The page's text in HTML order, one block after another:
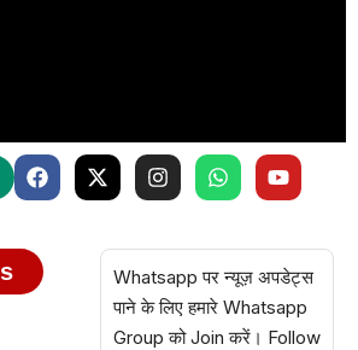
Whatsapp पर न्यूज़ अपडेट्स
पाने के लिए हमारे Whatsapp
Group को Join करें। Follow